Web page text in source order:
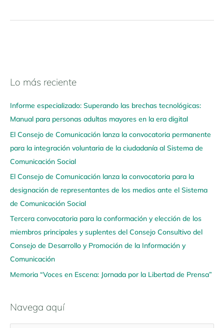
Lo más reciente
Informe especializado: Superando las brechas tecnológicas:
Manual para personas adultas mayores en la era digital
El Consejo de Comunicación lanza la convocatoria permanente
para la integración voluntaria de la ciudadanía al Sistema de
Comunicación Social
El Consejo de Comunicación lanza la convocatoria para la
designación de representantes de los medios ante el Sistema
de Comunicación Social
Tercera convocatoria para la conformación y elección de los
miembros principales y suplentes del Consejo Consultivo del
Consejo de Desarrollo y Promoción de la Información y
Comunicación
Memoria “Voces en Escena: Jornada por la Libertad de Prensa”
Navega aquí
N
v
e
g
a
a
q
u
í